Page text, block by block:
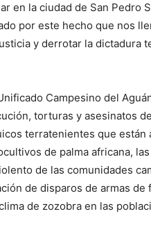
en la ciudad de San Pedro
por este hecho que nos
y derrotar la dictadura
Campesino del
torturas y asesinatos
terratenientes que
de palma africana,
de las comunidades
de disparos de armas
de zozobra en las